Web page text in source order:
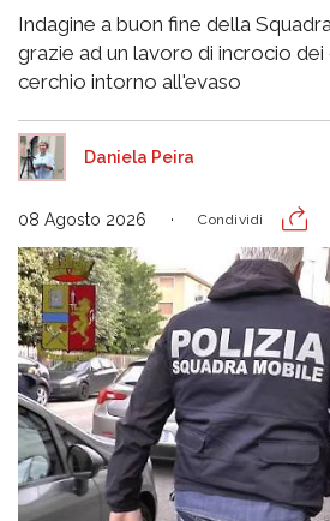
Indagine a buon fine della
grazie ad un lavoro di incrocio
cerchio intorno all'evaso
Daniela Peira
08 Agosto 2026 Condividi